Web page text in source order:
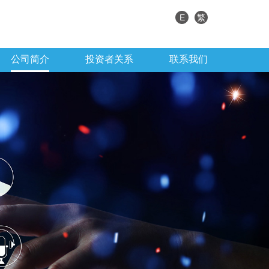
E 繁
公司简介 投资者关系 联系我们